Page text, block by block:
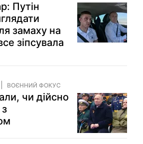
Путін
замаху на
зіпсувала
ВОЄННИЙ ФОКУС
чи дійсно